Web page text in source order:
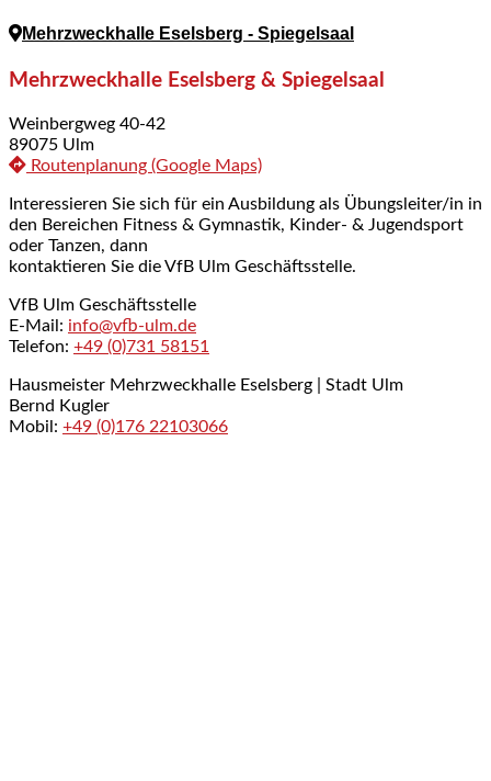
Mehrzweckhalle Eselsberg - Spiegelsaal
Mehrzweckhalle Eselsberg & Spiegelsaal
Weinbergweg 40-42
89075 Ulm
Routenplanung (Google Maps)
Interessieren Sie sich für ein Ausbildung als Übungsleiter/in in
den Bereichen Fitness & Gymnastik, Kinder- & Jugendsport
oder Tanzen, dann
kontaktieren Sie die VfB Ulm Geschäftsstelle.
VfB Ulm Geschäftsstelle
E-Mail: info@vfb-ulm.de
Telefon: +49 (0)731 58151
Hausmeister Mehrzweckhalle Eselsberg | Stadt Ulm
Bernd Kugler
Mobil: +49 (0)176 22103066